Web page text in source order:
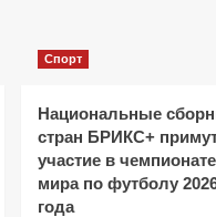
Спорт
Национальные
стран БРИКС+
участие в чемпионате
мира по футболу
года